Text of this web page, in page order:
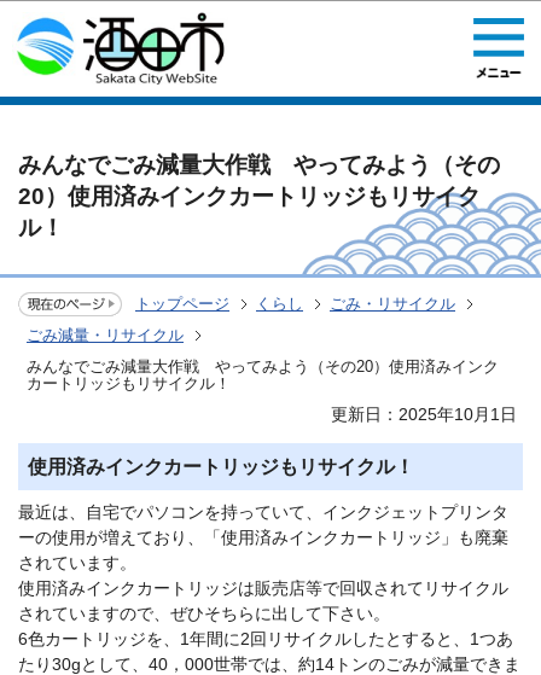
このページの本文へ移動
みんなでごみ減量大作戦 やってみよう（その
20）使用済みインクカートリッジもリサイク
ル！
トップページ くらし
ごみ・リサイクル
ごみ減量・リサイクル
みんなでごみ減量大作戦 やってみよう（その20）使用済みインク
カートリッジもリサイクル！
更新日：2025年10月1日
使用済みインクカートリッジもリサイクル！
最近は、自宅でパソコンを持っていて、インクジェットプリンタ
ーの使用が増えており、「使用済みインクカートリッジ」も廃棄
されています。
使用済みインクカートリッジは販売店等で回収されてリサイクル
されていますので、ぜひそちらに出して下さい。
6色カートリッジを、1年間に2回リサイクルしたとすると、1つあ
たり30gとして、40，000世帯では、約14トンのごみが減量できま